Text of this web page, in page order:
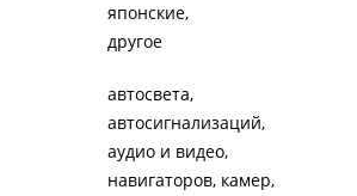
японские
другое
автосвета
автосигнализаций
аудио и видео
навигаторов, камер